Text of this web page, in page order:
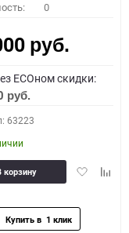
0
руб.
ECOном скидки:
руб.
63223
Добавить
корзину